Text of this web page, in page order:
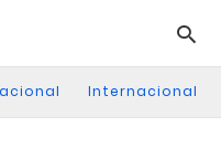
Internacional